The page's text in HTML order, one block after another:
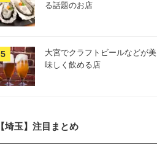
る話題のお店
大宮でクラフトビールなどが美
味しく飲める店
【埼玉】注目まとめ